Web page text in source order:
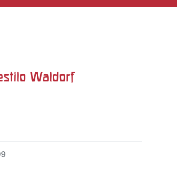
Waldorf